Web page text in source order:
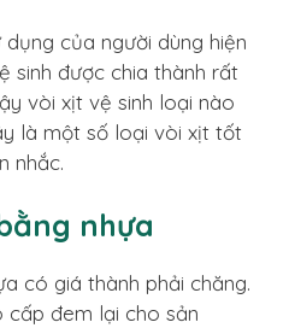
của người dùng hiện
sinh được chia thành rất
vòi xịt vệ sinh loại nào
là một số loại vòi xịt tốt
nhắc.
nhựa
có giá thành phải chăng.
cấp đem lại cho sản